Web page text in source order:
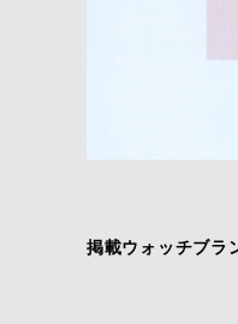
掲載ウォッチブラ